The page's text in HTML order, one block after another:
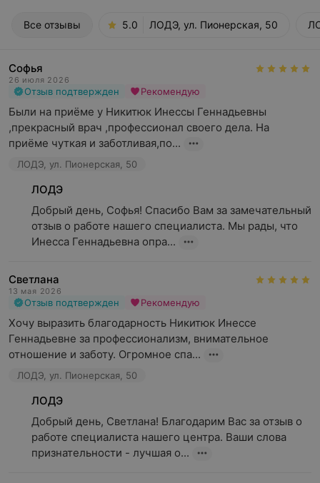
Все отзывы 5.0 ЛОДЭ, ул. Пионерская, 50
Софья
26 июля 2026
Отзыв подтвержден Рекомендую
Были на приёме у Никитюк Инессы Геннадьевны
,прекрасный врач ,профессионал своего дела. На
приёме чуткая и заботливая,по...
ЛОДЭ, ул. Пионерская, 50
ЛОДЭ
Добрый день, Софья! Спасибо Вам за замечательный
отзыв о работе нашего специалиста. Мы рады, что
Инесса Геннадьевна опра...
Светлана
13 мая 2026
Отзыв подтвержден Рекомендую
Хочу выразить благодарность Никитюк Инессе
Геннадьевне за профессионализм, внимательное
отношение и заботу. Огромное спа...
ЛОДЭ, ул. Пионерская, 50
ЛОДЭ
Добрый день, Светлана! Благодарим Вас за отзыв о
работе специалиста нашего центра. Ваши слова
признательности - лучшая о...